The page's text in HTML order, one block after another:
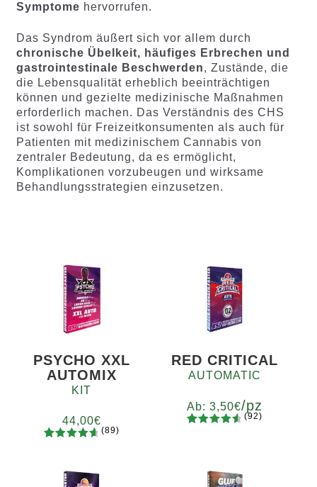
Symptome hervorrufen.
Das Syndrom äußert sich vor allem durch
chronische Übelkeit, häufiges Erbrechen und
gastrointestinale Beschwerden, Zustände, die
die Lebensqualität erheblich beeinträchtigen
können und gezielte medizinische Maßnahmen
erforderlich machen. Das Verständnis des CHS
ist sowohl für Freizeitkonsumenten als auch für
Patienten mit medizinischem Cannabis von
zentraler Bedeutung, da es ermöglicht,
Komplikationen vorzubeugen und wirksame
Behandlungsstrategien einzusetzen.
PSYCHO XXL
AUTOMIX
KIT
44,00€
von 5,
(89)
RED CRITICAL
AUTOMATIC
Ab: 3,50€/pz
basierend
(92)